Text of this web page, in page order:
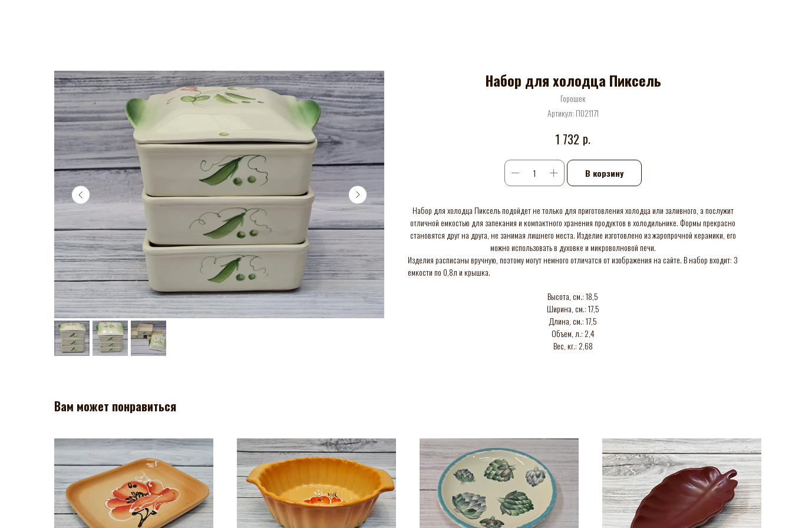
Набор для холодца Пиксель
Горошек
Артикул: П021171
1 732 р.
В корзину
Набор для холодца Пиксель подойдет не только для приготовления холодца или заливного, а послужит
отличной емкостью для запекания и компактного хранения продуктов в холодильнике. Формы прекрасно
становятся друг на друга, не занимая лишнего места. Изделие изготовлено из жаропрочной керамики, его
можно использовать в духовке и микроволновой печи.
Изделия расписаны вручную, поэтому могут немного отличатся от изображения на сайте. В набор входит: 3
емкости по 0,8л и крышка.
Высота, см.: 18,5
Ширина, см.: 17,5
Длина, см.: 17,5
Объем, л.: 2,4
Вес, кг.: 2,68
Вам может понравиться